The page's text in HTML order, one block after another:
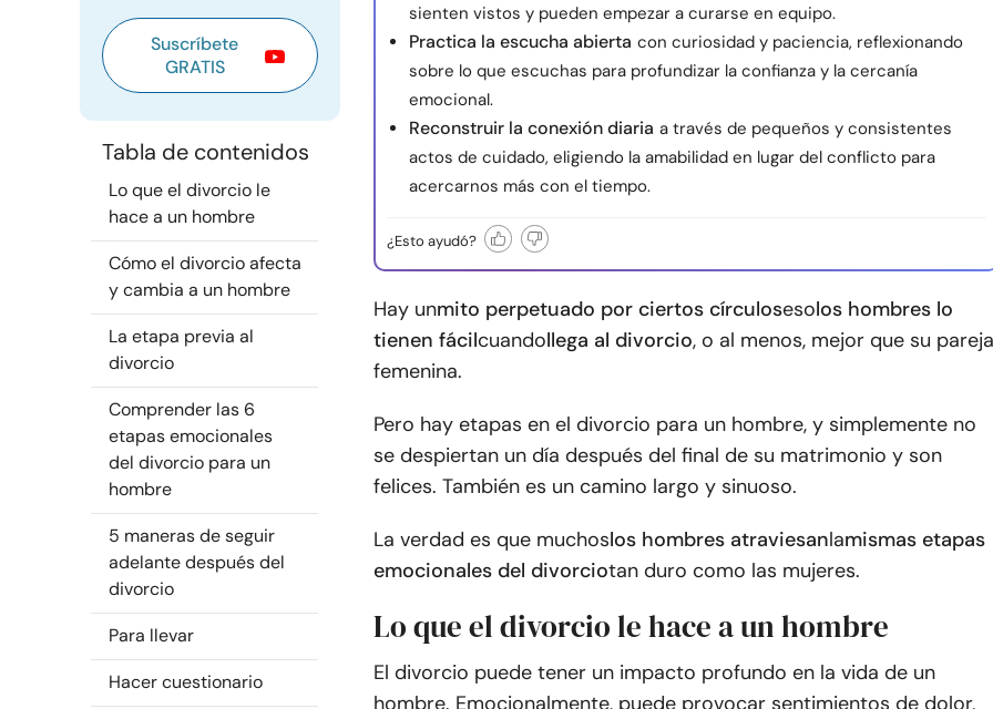
Suscríbete
GRATIS
Tabla de contenidos
Lo que el divorcio le
hace a un hombre
Cómo el divorcio afecta
y cambia a un hombre
La etapa previa al
divorcio
Comprender las 6
etapas emocionales
del divorcio para un
hombre
5 maneras de seguir
adelante después del
divorcio
Para llevar
Hacer cuestionario
sienten vistos y pueden empezar a curarse en equipo.
Practica la escucha abierta con curiosidad y paciencia, reflexionando
sobre lo que escuchas para profundizar la confianza y la cercanía
emocional.
Reconstruir la conexión diaria a través de pequeños y consistentes
actos de cuidado, eligiendo la amabilidad en lugar del conflicto para
acercarnos más con el tiempo.
¿Esto ayudó?
Hay unmito perpetuado por ciertos círculosesolos hombres lo
tienen fácilcuandollega al divorcio, o al menos, mejor que su pareja
femenina.
Pero hay etapas en el divorcio para un hombre, y simplemente no
se despiertan un día después del final de su matrimonio y son
felices. También es un camino largo y sinuoso.
La verdad es que muchoslos hombres atraviesanlamismas etapas
emocionales del divorciotan duro como las mujeres.
Lo que el divorcio le hace a un hombre
El divorcio puede tener un impacto profundo en la vida de un
hombre. Emocionalmente, puede provocar sentimientos de dolor,